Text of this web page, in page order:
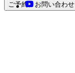
ご予約・お問い合わせ